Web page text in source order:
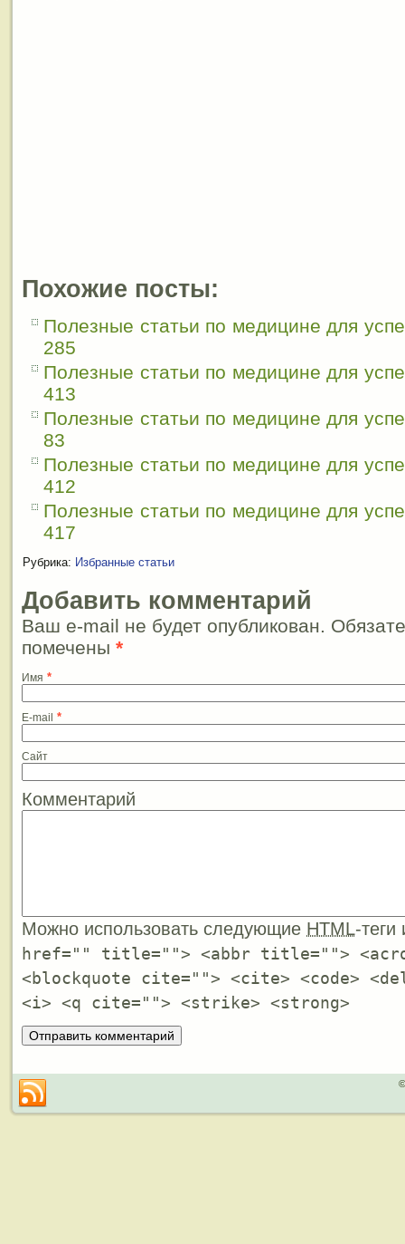
Похожие посты:
Полезные статьи по медицине для
285
Полезные статьи по медицине для
413
Полезные статьи по медицине для
83
Полезные статьи по медицине для
412
Полезные статьи по медицине для
417
Рубрика: Избранные статьи
Добавить комментарий
Ваш e-mail не будет опубликован.
помечены *
Имя *
E-mail *
Сайт
Комментарий
Можно использовать следующие HTML-
href="" title=""> <abbr title="">
<blockquote cite=""> <cite> <code>
<i> <q cite=""> <strike> <strong>